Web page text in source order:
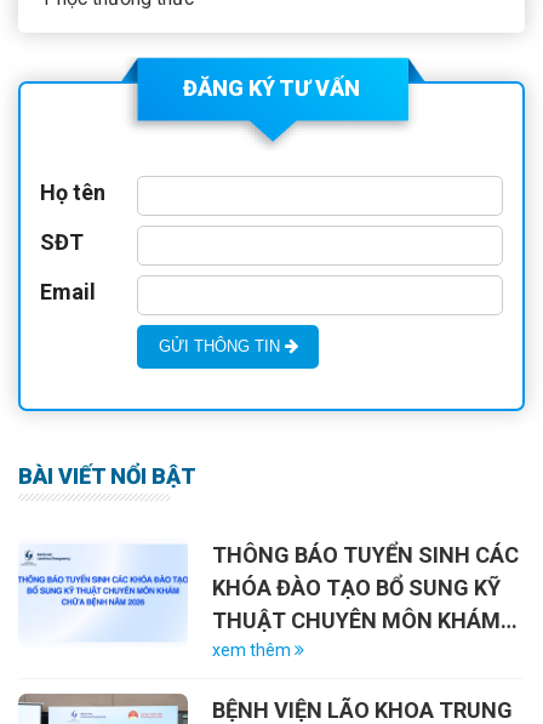
ĐĂNG KÝ TƯ VẤN
Họ tên
SĐT
Email
GỬI THÔNG TIN
BÀI VIẾT NỔI BẬT
THÔNG BÁO TUYỂN SINH CÁC
KHÓA ĐÀO TẠO BỔ SUNG KỸ
THUẬT CHUYÊN MÔN KHÁM
CHỮA BỆNH NĂM 2026
xem thêm
BỆNH VIỆN LÃO KHOA TRUNG